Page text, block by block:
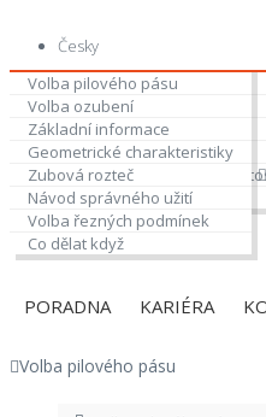
Česky
PRODUKTY
Pilové pásy na kov
Kmenové pilové pásy
Ruční pilové listy na kov
Šavlové reciproční pilové listy
Strojní pilové listy na kov +
Příslušenství
AKTUALITY
Veletrhy
PORADNA
Volba pilového pásu
Volba ozubení
Základní informace
Geometrické charakteristiky
Zubová rozteč
Návod správného užití
Volba řezných podmínek
Co dělat když
KARIÉRA
Volba pilového pásu